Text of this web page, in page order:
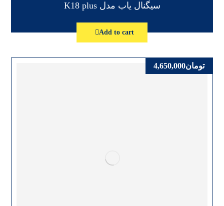
سیگنال یاب مدل K18 plus
Add to cart
تومان4,650,000